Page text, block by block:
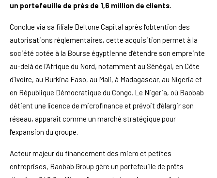
un portefeuille de près de 1,6 million de clients.
Conclue via sa filiale Beltone Capital après l’obtention des
autorisations réglementaires, cette acquisition permet à la
société cotée à la Bourse égyptienne d’étendre son empreinte
au-delà de l’Afrique du Nord, notamment au Sénégal, en Côte
d’Ivoire, au Burkina Faso, au Mali, à Madagascar, au Nigeria et
en République Démocratique du Congo. Le Nigeria, où Baobab
détient une licence de microfinance et prévoit d’élargir son
réseau, apparaît comme un marché stratégique pour
l’expansion du groupe.
Acteur majeur du financement des micro et petites
entreprises, Baobab Group gère un portefeuille de prêts